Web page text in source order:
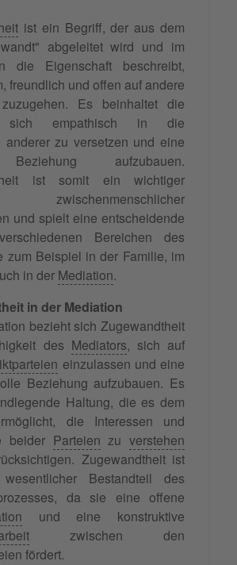
ist ein Begriff, der aus dem
abgeleitet wird und im
die Eigenschaft beschreibt,
freundlich und offen auf andere
Es beinhaltet die
sich empathisch in die
anderer zu versetzen und eine
aufzubauen.
ist somit ein wichtiger
zwischenmenschlicher
und spielt eine entscheidende
Bereichen des
zum Beispiel in der Familie, im
in der Mediation.
in der Mediation
bezieht sich Zugewandtheit
des Mediators, sich auf
einzulassen und eine
Beziehung aufzubauen. Es
Haltung, die es dem
die Interessen und
beider Parteien zu verstehen
Zugewandtheit ist
Bestandteil des
da sie eine offene
und eine konstruktive
zwischen den
fördert.